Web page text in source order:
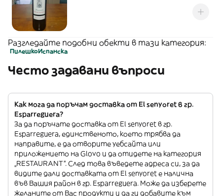
Разгледайте подобни обекти в тази категория:
ПилешкоИспанска
Често задавани въпроси
Как мога да поръчам доставка от El senyoret в гр.
Esparreguera?
За да поръчате доставка от El senyoret в гр.
Esparreguera, единственото, което трябва да
направите, е да отворите уебсайта или
приложението на Glovo и да отидете на категория
„RESTAURANT”. След това въведете адреса си, за да
видите дали доставката от El senyoret е налична
във Вашия район в гр. Esparreguera. Може да изберете
желаните от Вас продукти и да ги добавите към